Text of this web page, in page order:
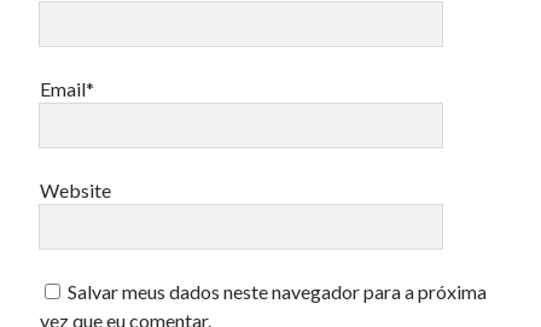
Email*
Website
Salvar meus dados neste navegador para a próxima
vez que eu comentar.